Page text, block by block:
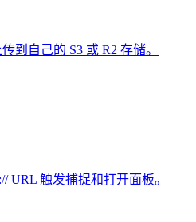
到自己的 S3 或 R2 存储。
URL 触发捕捉和打开面板。